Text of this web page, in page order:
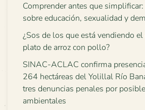
Comprender antes que
sobre educación, sexualidad y
¿Sos de los que está vendiendo
plato de arroz con pollo?
SINAC-ACLAC confirma
264 hectáreas del Yolillal Río
tres denuncias penales por
ambientales